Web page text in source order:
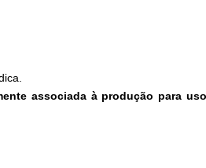
associada à produção para